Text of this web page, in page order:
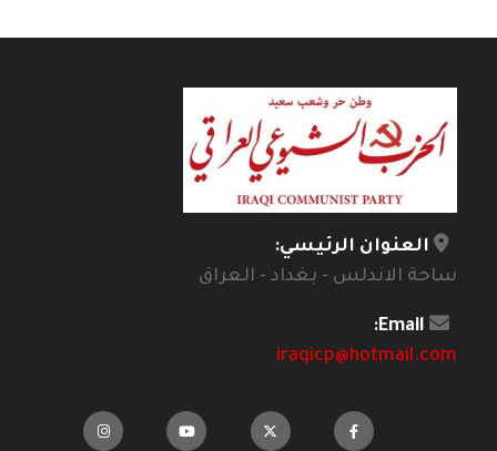
العنوان الرئيسي:
ساحة الاندلس - بغداد - العراق
Email:
iraqicp@hotmail.com